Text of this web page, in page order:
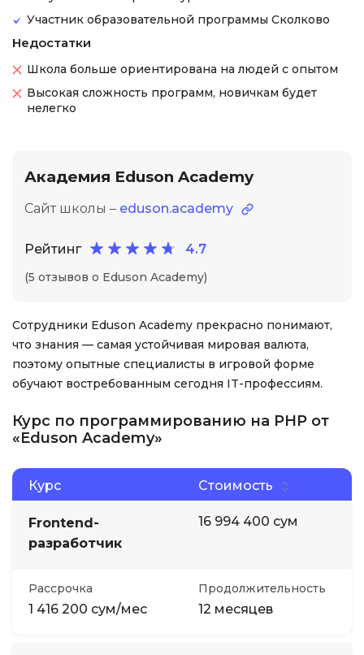
Участник образовательной программы Сколково
Недостатки
Школа больше ориентирована на людей с опытом
Высокая сложность программ, новичкам будет
нелегко
Академия Eduson Academy
Сайт школы – eduson.academy
Рейтинг 4.7
(5 отзывов о Eduson Academy)
Сотрудники Eduson Academy прекрасно понимают,
что знания — самая устойчивая мировая валюта,
поэтому опытные специалисты в игровой форме
обучают востребованным сегодня IT-профессиям.
Курс по программированию на PHP от
«Eduson Academy»
Курс Стоимость
Frontend-
разработчик
16 994 400 сум
Рассрочка
1 416 200 сум/мес
Продолжительность
12 месяцев